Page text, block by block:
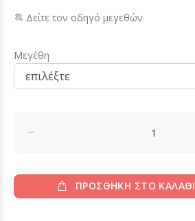
Δείτε τον οδηγό μεγεθών
Μεγέθη
ΠΡΟΣΘΗΚΗ ΣΤΟ ΚΑΛΑΘΙ